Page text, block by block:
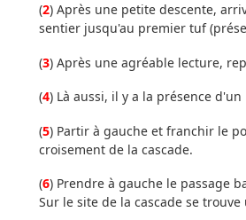
(2) Après une petite descente,
sentier jusqu'au premier tuf
(3) Après une agréable lecture,
(4) Là aussi, il y a la présence
(5) Partir à gauche et franchir le
croisement de la cascade.
(6) Prendre à gauche le passage
Sur le site de la cascade se